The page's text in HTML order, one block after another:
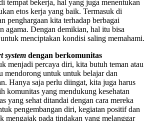
tempat bekerja, hal yang juga menentukan
etos kerja yang baik. Termasuk di
penghargaan kita terhadap berbagai
agama. Dengan demikian, hal itu bisa
menciptakan kondisi saling memahami.
system dengan berkomunitas
menjadi percaya diri, kita butuh teman atau
mendorong untuk untuk belajar dan
Hanya saja perlu diingat, kita juga harus
komunitas yang mendukung kesehatan
yang sehat ditandai dengan cara mereka
pengembangan diri, kegiatan positif dan
mengajak pada tindakan yang melanggar